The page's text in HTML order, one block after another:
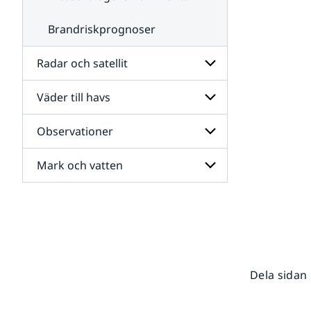
Brandriskprognoser
Radar och satellit
Undersidor
för
Radar
och
satellit
Väder till havs
Undersidor
för
Väder
till
havs
Observationer
Undersidor
för
Mark och vatten
Dela sidan